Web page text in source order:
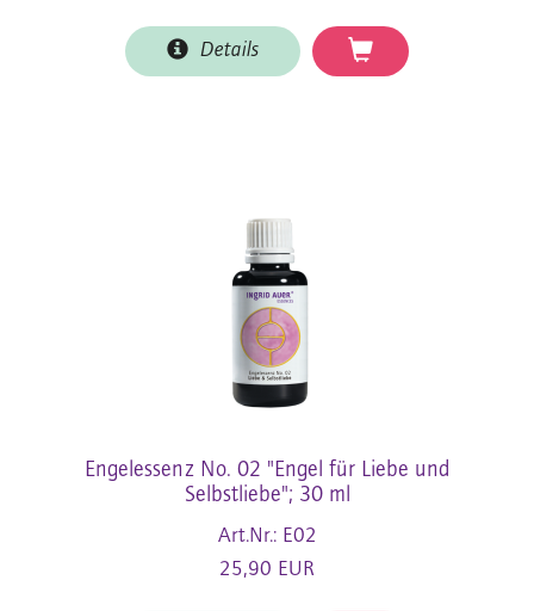
Details
Engelessenz No. 02 "Engel für Liebe und
Selbstliebe"; 30 ml
Art.Nr.: E02
25,90 EUR